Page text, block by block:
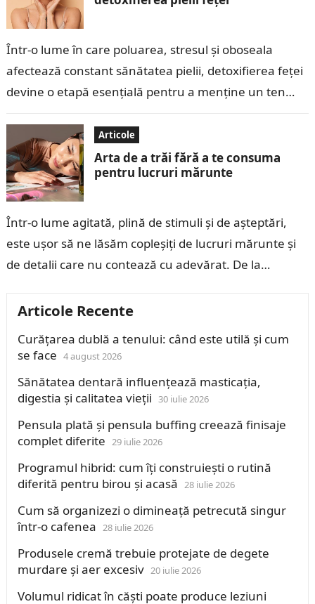
Într-o lume în care poluarea, stresul și oboseala
afectează constant sănătatea pielii, detoxifierea feței
devine o etapă esențială pentru a menține un ten
Articole
Arta de a trăi fără a te consuma
pentru lucruri mărunte
Într-o lume agitată, plină de stimuli și de așteptări,
este ușor să ne lăsăm copleșiți de lucruri mărunte și
de detalii care nu contează cu adevărat. De la…
Articole Recente
Curățarea dublă a tenului: când este utilă și cum
se face 4 august 2026
Sănătatea dentară influențează masticația,
digestia și calitatea vieții 30 iulie 2026
Pensula plată și pensula buffing creează finisaje
complet diferite 29 iulie 2026
Programul hibrid: cum îți construiești o rutină
diferită pentru birou și acasă 28 iulie 2026
Cum să organizezi o dimineață petrecută singur
într-o cafenea 28 iulie 2026
Produsele cremă trebuie protejate de degete
murdare și aer excesiv 20 iulie 2026
Volumul ridicat în căști poate produce leziuni